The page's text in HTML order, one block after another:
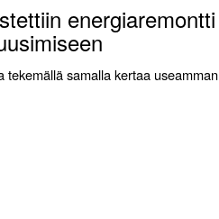
tekemällä samalla kertaa